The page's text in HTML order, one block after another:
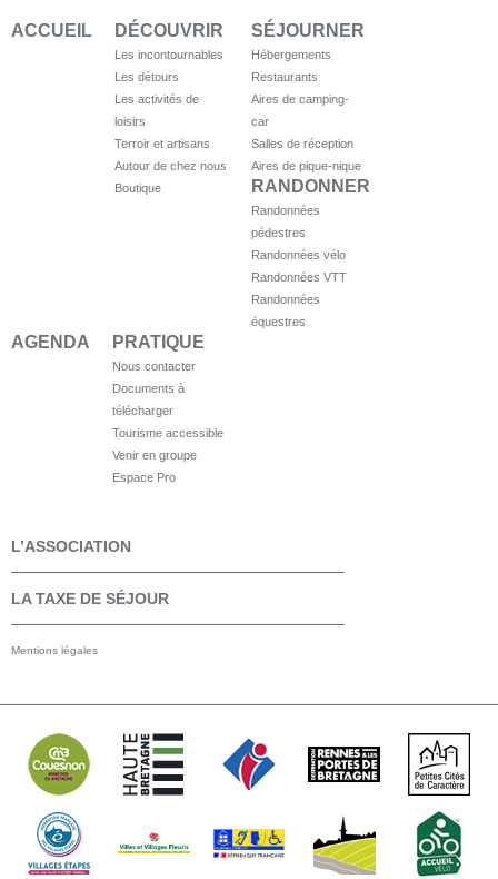
ACCUEIL DÉCOUVRIR
Les incontournables
Les détours
Les activités de
loisirs
Terroir et artisans
Autour de chez nous
Boutique
SÉJOURNER
Hébergements
Restaurants
Aires de camping-
car
Salles de réception
Aires de pique-nique
RANDONNER
Randonnées
pédestres
Randonnées vélo
Randonnées VTT
Randonnées
équestres
AGENDA PRATIQUE
Nous contacter
Documents à
télécharger
Tourisme accessible
Venir en groupe
Espace Pro
L’ASSOCIATION
LA TAXE DE SÉJOUR
Mentions légales